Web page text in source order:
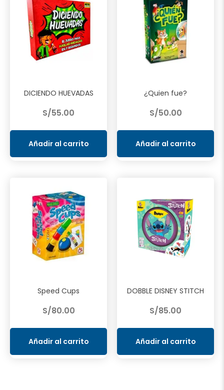
DICIENDO HUEVADAS
S/55.00
Añadir al carrito
¿Quien fue?
S/50.00
Añadir al carrito
Speed Cups
S/80.00
Añadir al carrito
DOBBLE DISNEY STITCH
S/85.00
Añadir al carrito